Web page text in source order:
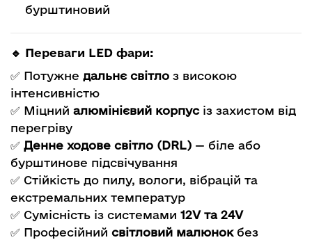
бурштиновий
🔹 Переваги LED фари:
✅ Потужне дальнє світло з високою
інтенсивністю
✅ Міцний алюмінієвий корпусіз захистом від
перегріву
✅ Денне ходове світло (DRL) — біле або
бурштинове підсвічування
✅ Стійкість до пилу, вологи, вібрацій та
екстремальних температур
✅ Сумісність із системами 12V та 24V
✅ Професійний світловий малюнокбез